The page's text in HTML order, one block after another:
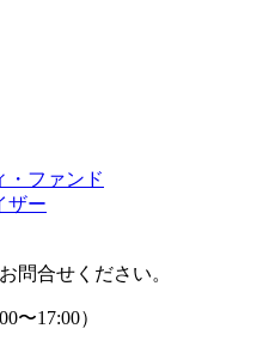
・ファンド
ザー
問合せください。
〜17:00）